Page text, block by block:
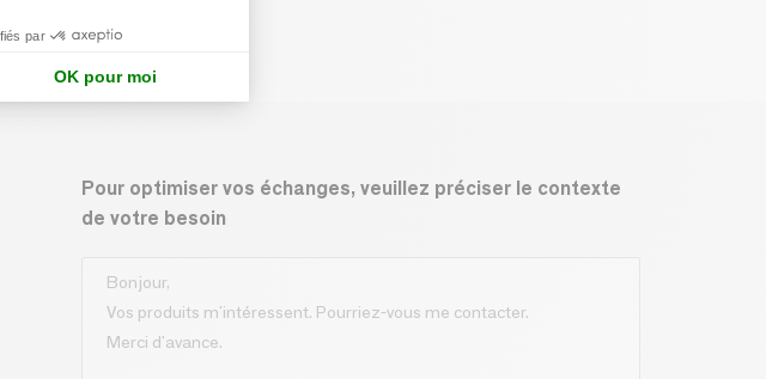
Pour optimiser vos échanges, veuillez préciser le contexte
de votre besoin
par
OK pour moi